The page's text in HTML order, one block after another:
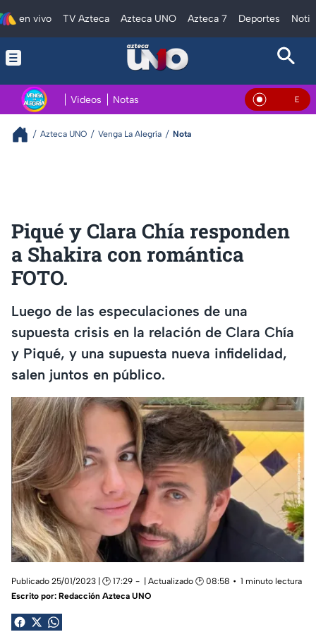
en vivo TV Azteca Azteca UNO Azteca 7 Deportes
Videos Notas En Vivo
Azteca UNO Venga La Alegría Nota
Piqué y Clara Chía responden
a Shakira con romántica
FOTO.
Luego de las especulaciones de una
supuesta crisis en la relación de Clara Chía
y Piqué, y una supuesta nueva infidelidad,
salen juntos en público.
Publicado 25/01/2023 | 🕑 17:29 | Actualizado 🕑 08:58
1 minuto lectura
Escrito por: Redacción Azteca UNO